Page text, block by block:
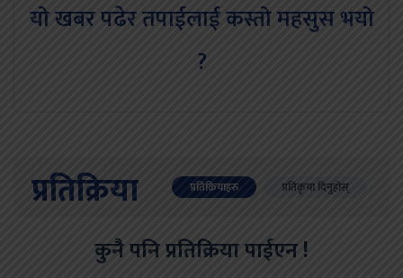
यो खबर पढेर तपाईलाई कस्तो महसुस भयो
?
प्रतिक्रिया प्रतिक्रियाहरु प्रतिकृया दिनुहोस्
कुनै पनि प्रतिक्रिया पाईएन !